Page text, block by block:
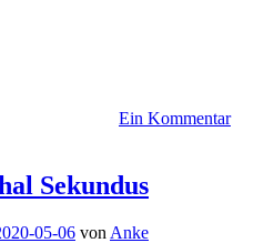
Ein Kommentar
Sekundus
05-06 von Anke